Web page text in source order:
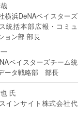
横浜DeNAベイスターズ
統括本部広報・コミュ
ョン部 部長
ベイスターズチーム統
ータ戦略部 部長
氏
インサイト株式会社代